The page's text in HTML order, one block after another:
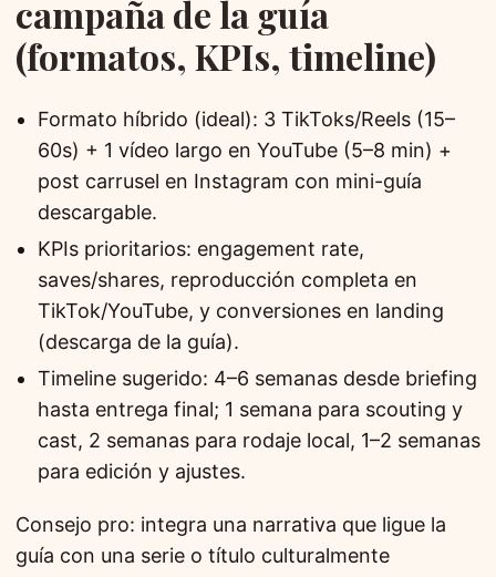
campaña de la guía
(formatos, KPIs, timeline)
Formato híbrido (ideal): 3 TikToks/Reels (15–
60s) + 1 vídeo largo en YouTube (5–8 min) +
post carrusel en Instagram con mini-guía
descargable.
KPIs prioritarios: engagement rate,
saves/shares, reproducción completa en
TikTok/YouTube, y conversiones en landing
(descarga de la guía).
Timeline sugerido: 4–6 semanas desde briefing
hasta entrega final; 1 semana para scouting y
cast, 2 semanas para rodaje local, 1–2 semanas
para edición y ajustes.
Consejo pro: integra una narrativa que ligue la
guía con una serie o título culturalmente